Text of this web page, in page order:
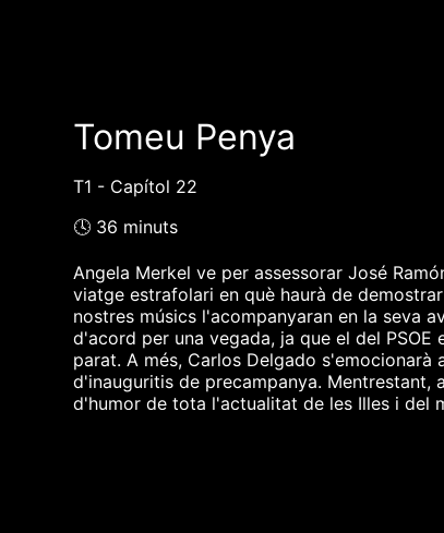
Tomeu Penya
T1 - Capítol 22
🕓 36 minuts
Angela Merkel ve per assessorar José
viatge estrafolari en què haurà de
nostres músics l'acompanyaran en la seva
d'acord per una vegada, ja que el del
parat. A més, Carlos Delgado
d'inauguritis de precampanya. Mentrestant,
d'humor de tota l'actualitat de les Illes i del